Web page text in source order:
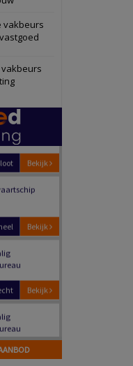
vakbeurs
vakbeurs
Bekijk